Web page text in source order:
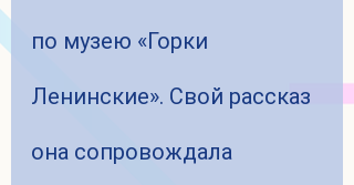
по музею «Горки
Ленинские». Свой рассказ
она сопровождала